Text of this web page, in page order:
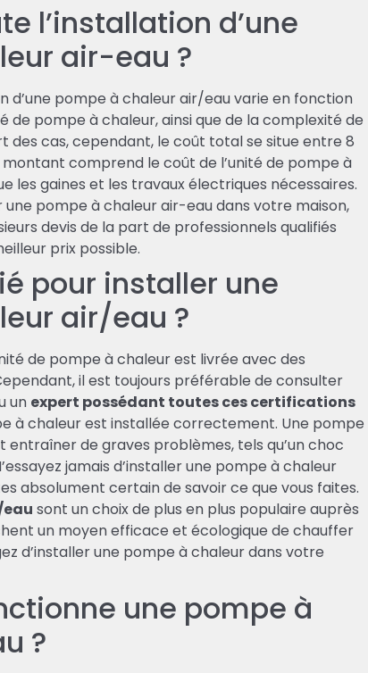
l’installation d’une
air-eau ?
d’une pompe à chaleur air/eau varie en fonction
de pompe à chaleur, ainsi que de la complexité de
des cas, cependant, le coût total se situe entre 8
comprend le coût de l’unité de pompe à
les gaines et les travaux électriques nécessaires.
une pompe à chaleur air-eau dans votre maison,
devis de la part de professionnels qualifiés
prix possible.
pour installer une
air/eau ?
de pompe à chaleur est livrée avec des
il est toujours préférable de consulter
un expert possédant toutes ces certifications
à chaleur est installée correctement. Une pompe
de graves problèmes, tels qu’un choc
jamais d’installer une pompe à chaleur
absolument certain de savoir ce que vous faites.
sont un choix de plus en plus populaire auprès
un moyen efficace et écologique de chauffer
d’installer une pompe à chaleur dans votre
une pompe à
?